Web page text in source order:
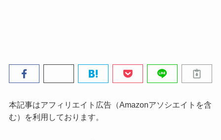
本記事はアフィリエイト広告（Amazonアソシエイトを含
む）を利用しております。